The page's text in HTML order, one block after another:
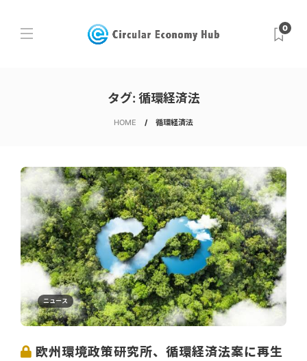
0
タグ: 循環経済法
HOME 循環経済法
ニュース
欧州環境政策研究所、循環経済法案に再生